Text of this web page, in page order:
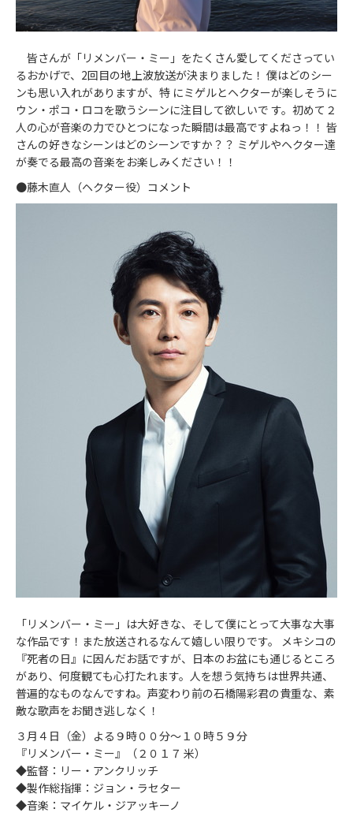
皆さんが「リメンバー・ミー」をたくさん愛してくださってい
るおかげで、2回目の地上波放送が決まりました！ 僕はどのシー
ンも思い入れがありますが、特 にミゲルとヘクターが楽しそうに
ウン・ポコ・ロコを歌うシーンに注目して欲しいで す。初めて２
人の心が音楽の力でひとつになった瞬間は最高ですよねっ！！ 皆
さんの好きなシーンはどのシーンですか？？ ミゲルやヘクター達
が奏でる最高の音楽をお楽しみください！！
●藤木直人（ヘクター役）コメント
「リメンバー・ミー」は大好きな、そして僕にとって大事な大事
な作品です！また放送されるなんて嬉しい限りです。 メキシコの
『死者の日』に因んだお話ですが、日本のお盆にも通じるところ
があり、何度観ても心打たれます。人を想う気持ちは世界共通、
普遍的なものなんですね。声変わり前の石橋陽彩君の貴重な、素
敵な歌声をお聞き逃しなく！
３月４日（金）よる９時００分～１０時５９分
『リメンバー・ミー』（２０１７ 米）
◆監督：リー・アンクリッチ
◆製作総指揮：ジョン・ラセター
◆音楽：マイケル・ジアッキーノ